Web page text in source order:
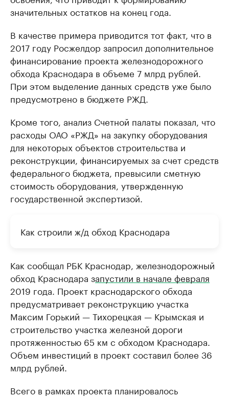
значительных остатков на конец года.
В качестве примера приводится тот факт, что в
2017 году Росжелдор запросил дополнительное
финансирование проекта железнодорожного
обхода Краснодара в объеме 7 млрд рублей.
При этом выделение данных средств уже было
предусмотрено в бюджете РЖД.
Кроме того, анализ Счетной палаты показал, что
расходы ОАО «РЖД» на закупку оборудования
для некоторых объектов строительства и
реконструкции, финансируемых за счет средств
федерального бюджета, превысили сметную
стоимость оборудования, утвержденную
государственной экспертизой.
Как строили ж/д обход Краснодара
Как сообщал РБК Краснодар, железнодорожный
обход Краснодара запустили в начале февраля
2019 года. Проект краснодарского обхода
предусматривает реконструкцию участка
Максим Горький — Тихорецкая — Крымская и
строительство участка железной дороги
протяженностью 65 км с обходом Краснодара.
Объем инвестиций в проект составил более 36
млрд рублей.
Всего в рамках проекта планировалось